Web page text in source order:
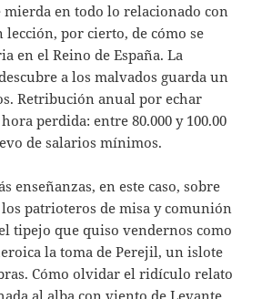
mierda en todo lo relacionado con
lección, por cierto, de cómo se
en el Reino de España. La
a los malvados guarda un
Retribución anual por echar
perdida: entre 80.000 y 100.00
de salarios mínimos.
enseñanzas, en este caso, sobre
los patrioteros de misa y comunión
tipejo que quiso vendernos como
la toma de Perejil, un islote
Cómo olvidar el ridículo relato